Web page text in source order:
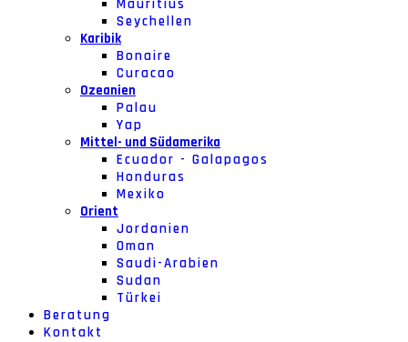
Mauritius
Seychellen
Karibik
Bonaire
Curacao
Ozeanien
Palau
Yap
Mittel- und Südamerika
Ecuador - Galapagos
Honduras
Mexiko
Orient
Jordanien
Oman
Saudi-Arabien
Sudan
Türkei
Beratung
Kontakt